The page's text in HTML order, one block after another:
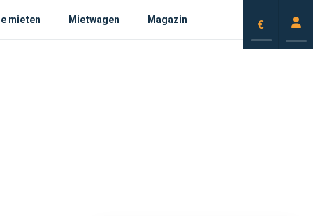
mieten Mietwagen Magazin €